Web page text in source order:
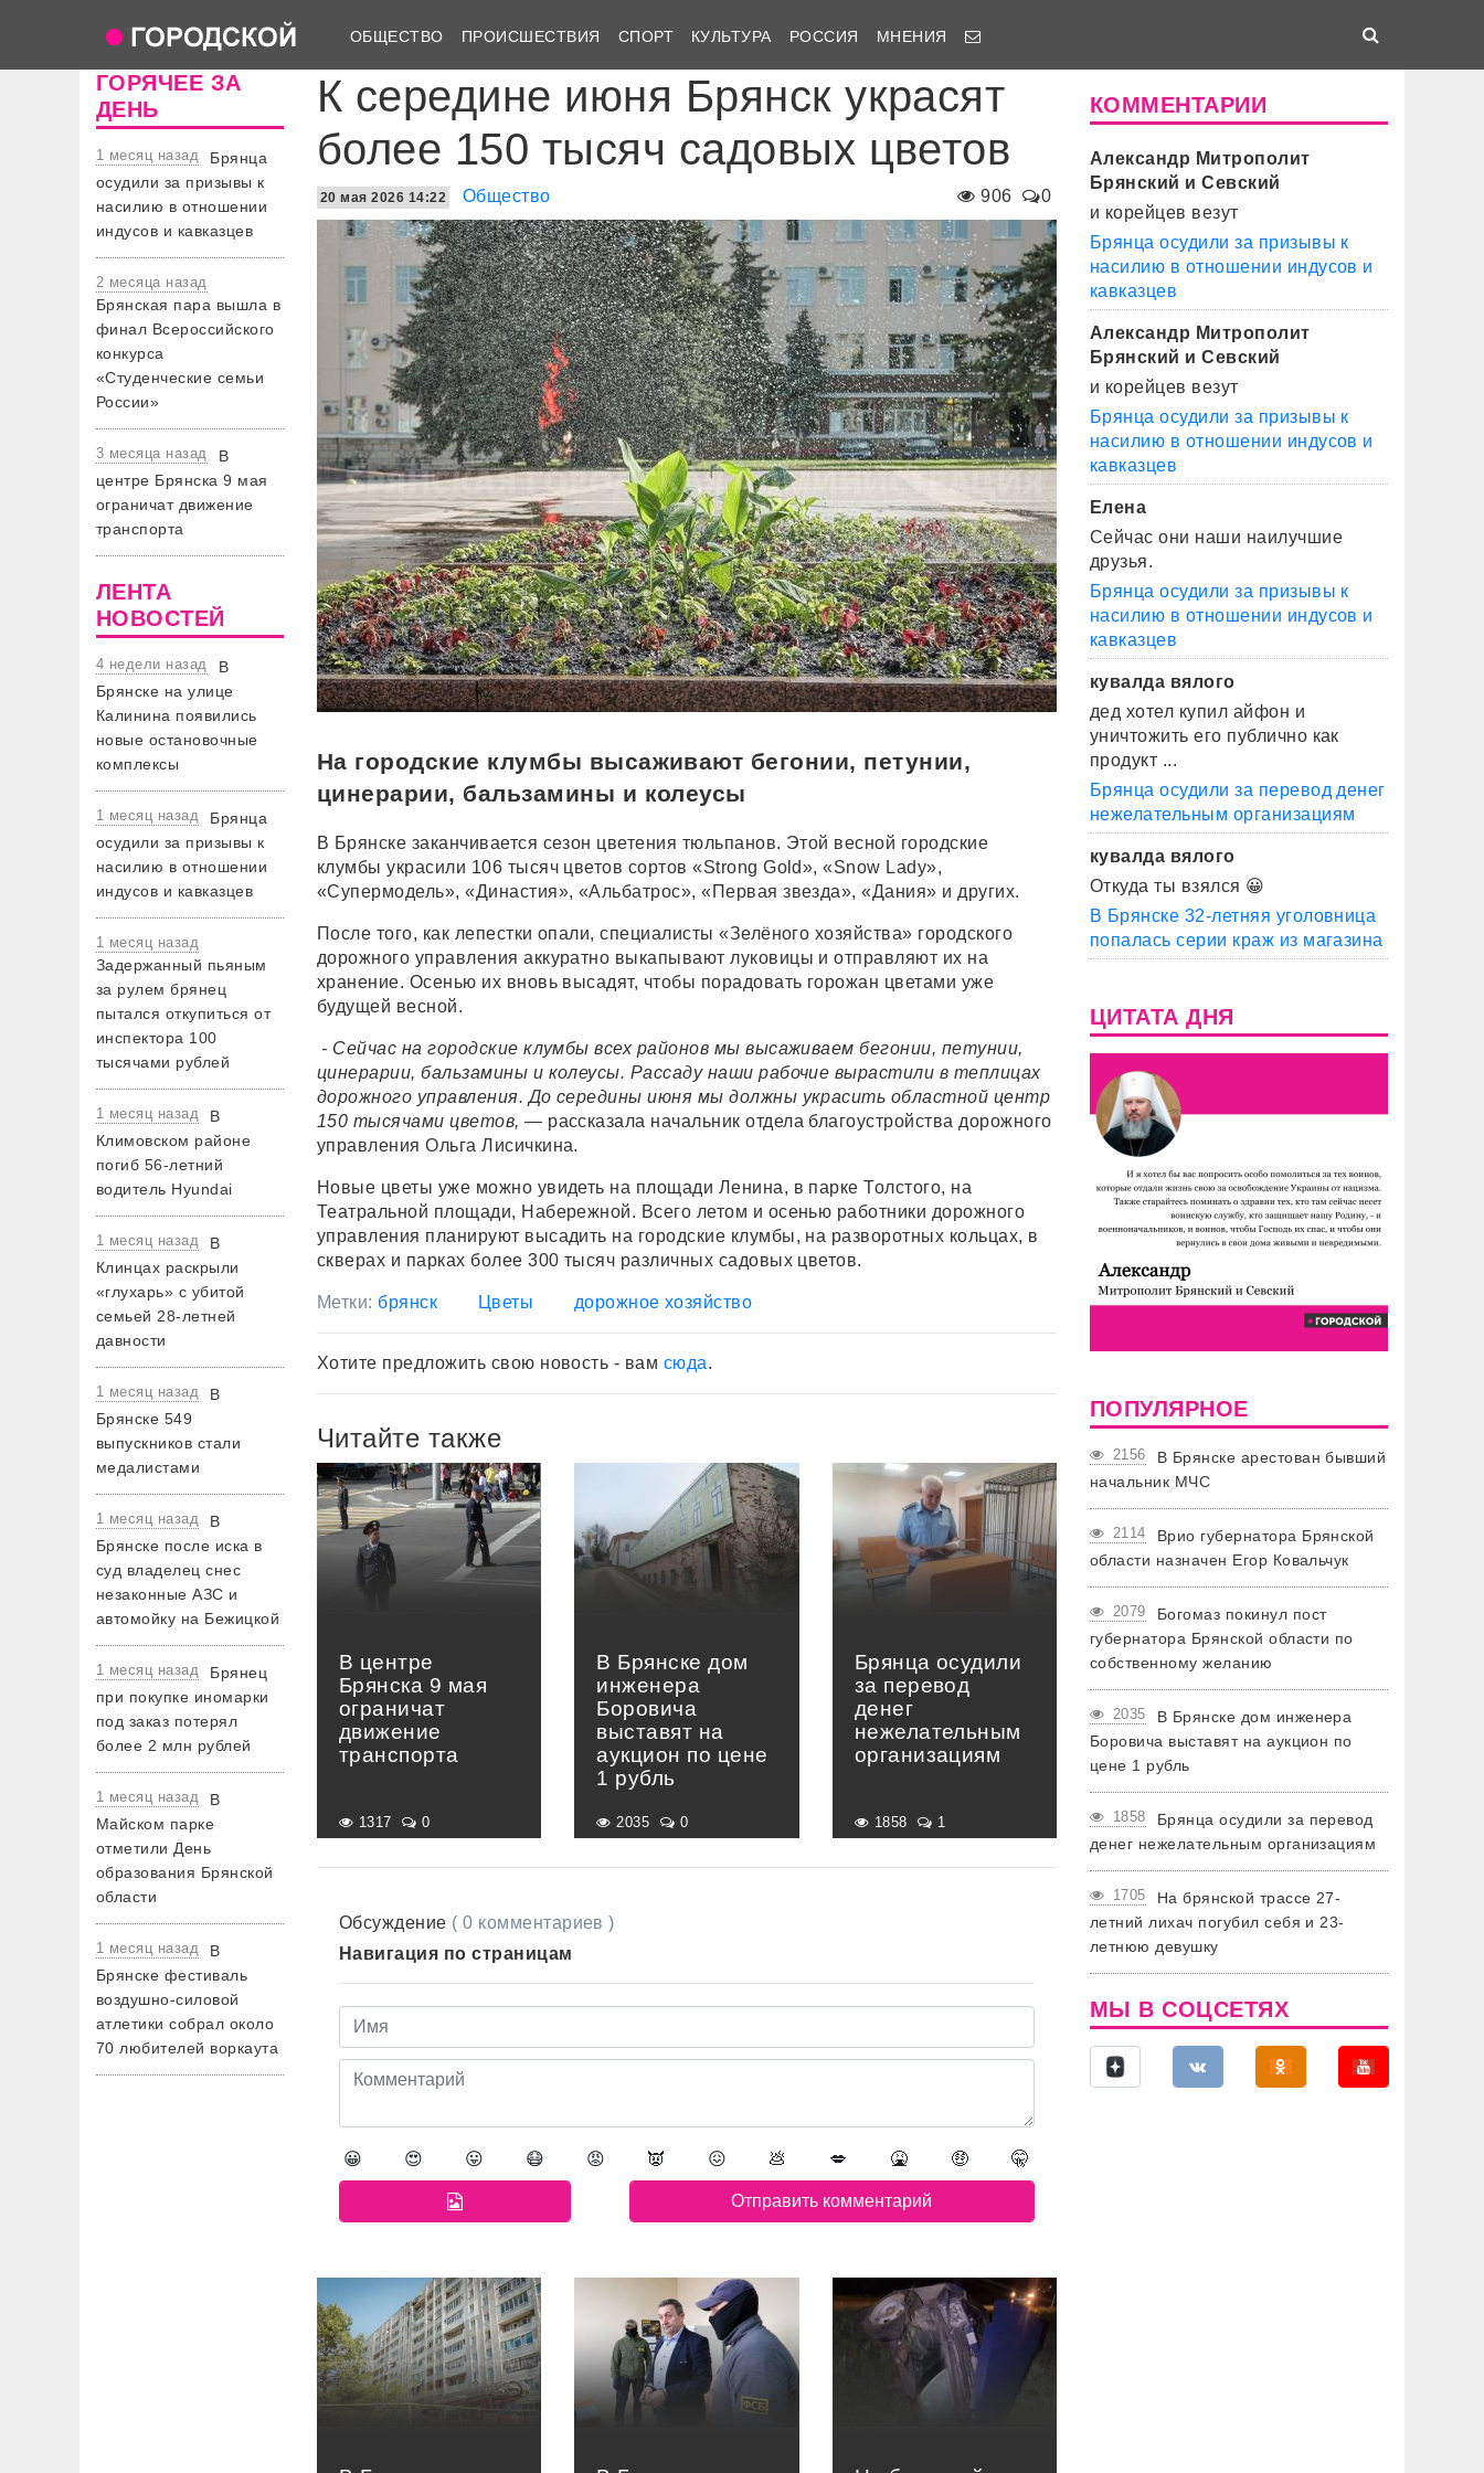
ОБЩЕСТВО ПРОИСШЕСТВИЯ СПОРТ КУЛЬТУРА РОССИЯ МНЕНИЯ
ГОРЯЧЕЕ ЗА
ДЕНЬ
1 месяц назад
Брянца
осудили за призывы к
насилию в отношении
индусов и кавказцев
2 месяца назад
Брянская пара вышла в
финал Всероссийского
конкурса
«Студенческие семьи
России»
3 месяца назад
В
центре Брянска 9 мая
ограничат движение
транспорта
ЛЕНТА
НОВОСТЕЙ
4 недели назад
В
Брянске на улице
Калинина появились
новые остановочные
комплексы
1 месяц назад
Брянца
осудили за призывы к
насилию в отношении
индусов и кавказцев
1 месяц назад
Задержанный пьяным
за рулем брянец
пытался откупиться от
инспектора 100
тысячами рублей
1 месяц назад
В
Климовском районе
погиб 56-летний
водитель Hyundai
1 месяц назад
В
Клинцах раскрыли
«глухарь» с убитой
семьей 28-летней
давности
1 месяц назад
В
Брянске 549
выпускников стали
медалистами
1 месяц назад
В
Брянске после иска в
суд владелец снес
незаконные АЗС и
автомойку на Бежицкой
1 месяц назад
Брянец
при покупке иномарки
под заказ потерял
более 2 млн рублей
1 месяц назад
В
Майском парке
отметили День
образования Брянской
области
1 месяц назад
В
Брянске фестиваль
воздушно-силовой
атлетики собрал около
70 любителей воркаута
К середине июня Брянск украсят
более 150 тысяч садовых цветов
906 0
20 мая 2026 14:22 Общество
На городские клумбы высаживают бегонии, петунии,
цинерарии, бальзамины и колеусы
В Брянске заканчивается сезон цветения тюльпанов. Этой весной городские
клумбы украсили 106 тысяч цветов сортов «Strong Gold», «Snow Lady»,
«Супермодель», «Династия», «Альбатрос», «Первая звезда», «Дания» и других.
После того, как лепестки опали, специалисты «Зелёного хозяйства» городского
дорожного управления аккуратно выкапывают луковицы и отправляют их на
хранение. Осенью их вновь высадят, чтобы порадовать горожан цветами уже
будущей весной.
- Сейчас на городские клумбы всех районов мы высаживаем бегонии, петунии,
цинерарии, бальзамины и колеусы. Рассаду наши рабочие вырастили в теплицах
дорожного управления. До середины июня мы должны украсить областной центр
150 тысячами цветов, — рассказала начальник отдела благоустройства дорожного
управления Ольга Лисичкина.
Новые цветы уже можно увидеть на площади Ленина, в парке Толстого, на
Театральной площади, Набережной. Всего летом и осенью работники дорожного
управления планируют высадить на городские клумбы, на разворотных кольцах, в
скверах и парках более 300 тысяч различных садовых цветов.
Метки: брянск Цветы дорожное хозяйство
Хотите предложить свою новость - вам сюда.
Читайте также
В центре
Брянска 9 мая
ограничат
движение
транспорта
1317 0
В Брянске дом
инженера
Боровича
выставят на
аукцион по цене
1 рубль
2035 0
Брянца осудили
за перевод
денег
нежелательным
организациям
1858 1
Обсуждение ( 0 комментариев )
Навигация по страницам
😀 😍 😛 😷 😡 👿 😖 💩 💋 🤮 🤑 🤫
КОММЕНТАРИИ
Александр Митрополит
Брянский и Севский
и корейцев везут
Брянца осудили за призывы к
насилию в отношении индусов и
кавказцев
Александр Митрополит
Брянский и Севский
и корейцев везут
Брянца осудили за призывы к
насилию в отношении индусов и
кавказцев
Елена
Сейчас они наши наилучшие
друзья.
Брянца осудили за призывы к
насилию в отношении индусов и
кавказцев
кувалда вялого
дед хотел купил айфон и
уничтожить его публично как
продукт ...
Брянца осудили за перевод денег
нежелательным организациям
кувалда вялого
Откуда ты взялся 😀
В Брянске 32-летняя уголовница
попалась серии краж из магазина
ЦИТАТА ДНЯ
ПОПУЛЯРНОЕ
2156
В Брянске арестован бывший
начальник МЧС
2114
Врио губернатора Брянской
области назначен Егор Ковальчук
2079
Богомаз покинул пост
губернатора Брянской области по
собственному желанию
2035
В Брянске дом инженера
Боровича выставят на аукцион по
цене 1 рубль
1858
Брянца осудили за перевод
денег нежелательным организациям
1705
На брянской трассе 27-
летний лихач погубил себя и 23-
летнюю девушку
МЫ В СОЦСЕТЯХ